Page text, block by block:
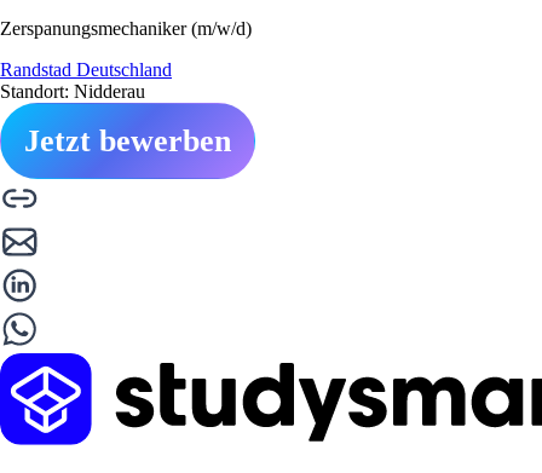
Zerspanungsmechaniker (m/w/d)
Randstad Deutschland
Standort: Nidderau
Jetzt bewerben